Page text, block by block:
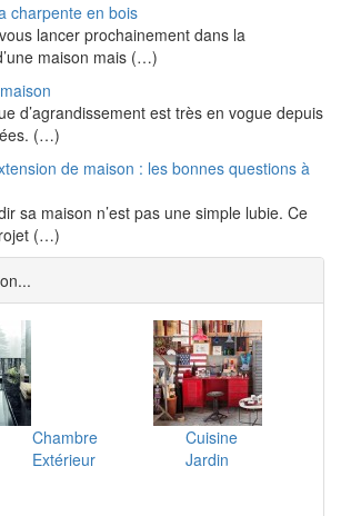
charpente en bois
lancer prochainement dans la
maison mais (…)
d’agrandissement est très en vogue depuis
(…)
de maison : les bonnes questions à
sa maison n’est pas une simple lubie. Ce
(…)
Chambre
Cuisine
Extérieur
Jardin